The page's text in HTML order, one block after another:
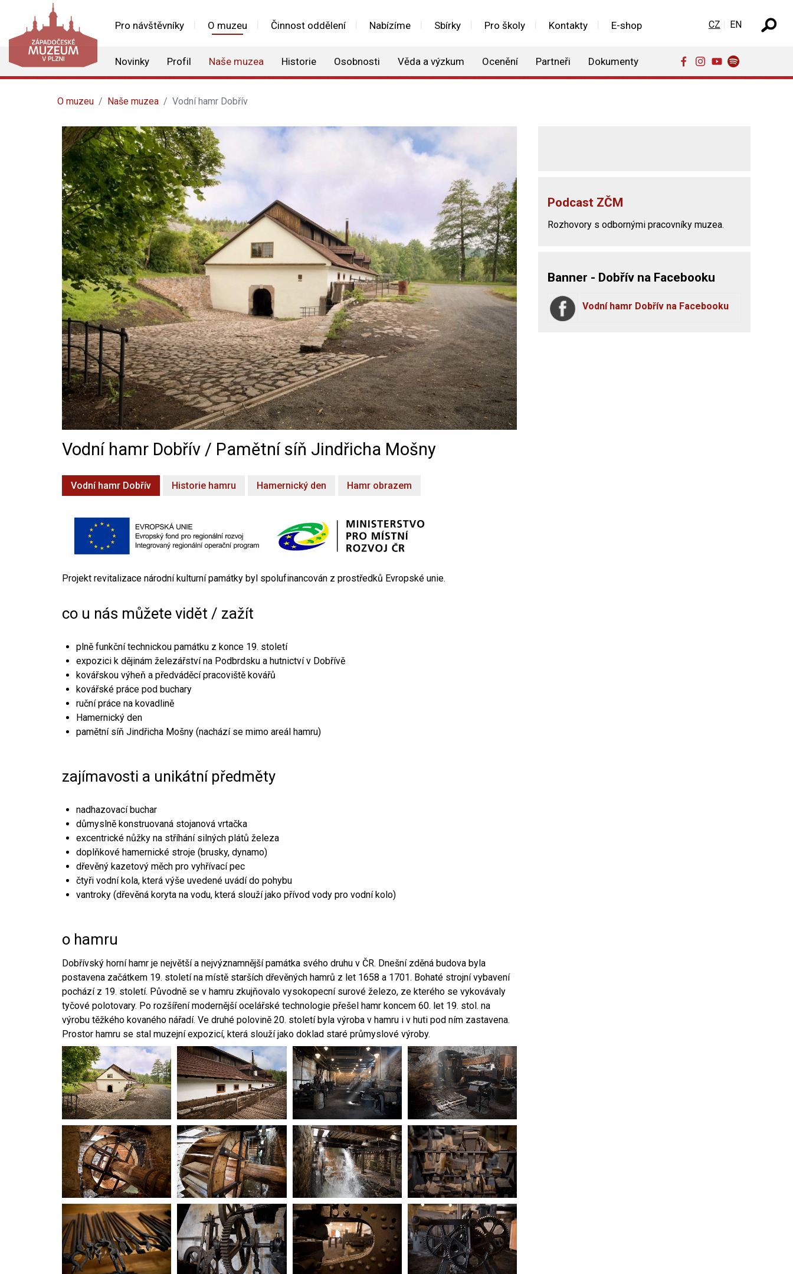
Pro návštěvníky O muzeu Činnost oddělení Nabízíme Sbírky Pro školy Kontakty E-shop
Novinky Profil Naše muzea Historie Osobnosti Věda a výzkum Ocenění Partneři Dokumenty
Zvolte jazyk
CZ EN
O muzeu Naše muzea Vodní hamr Dobřív
Vodní hamr Dobřív / Pamětní síň Jindřicha Mošny
Vodní hamr Dobřív Historie hamru Hamernický den Hamr obrazem
Projekt revitalizace národní kulturní památky byl spolufinancován z prostředků Evropské unie.
co u nás můžete vidět / zažít
plně funkční technickou památku z konce 19. století
expozici k dějinám železářství na Podbrdsku a hutnictví v Dobřívě
kovářskou výheň a předváděcí pracoviště kovářů
kovářské práce pod buchary
ruční práce na kovadlině
Hamernický den
pamětní síň Jindřicha Mošny (nachází se mimo areál hamru)
zajímavosti a unikátní předměty
nadhazovací buchar
důmyslně konstruovaná stojanová vrtačka
excentrické nůžky na stříhání silných plátů železa
doplňkové hamernické stroje (brusky, dynamo)
dřevěný kazetový měch pro vyhřívací pec
čtyři vodní kola, která výše uvedené uvádí do pohybu
vantroky (dřevěná koryta na vodu, která slouží jako přívod vody pro vodní kolo)
o hamru
Dobřívský horní hamr je největší a nejvýznamnější památka svého druhu v ČR. Dnešní zděná budova byla
postavena začátkem 19. století na místě starších dřevěných hamrů z let 1658 a 1701. Bohaté strojní vybavení
pochází z 19. století. Původně se v hamru zkujňovalo vysokopecní surové železo, ze kterého se vykovávaly
tyčové polotovary. Po rozšíření modernější ocelářské technologie přešel hamr koncem 60. let 19. stol. na
výrobu těžkého kovaného nářadí. Ve druhé polovině 20. století byla výroba v hamru i v huti pod ním zastavena.
Prostor hamru se stal muzejní expozicí, která slouží jako doklad staré průmyslové výroby.
Podcast ZČM
Rozhovory s odbornými pracovníky muzea.
Banner - Dobřív na Facebooku
Vodní hamr Dobřív na Facebooku